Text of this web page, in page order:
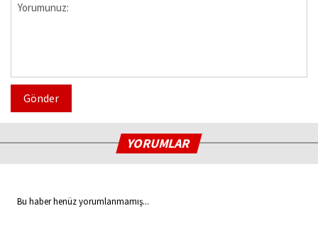
Gönder
YORUMLAR
Bu haber henüz yorumlanmamış...